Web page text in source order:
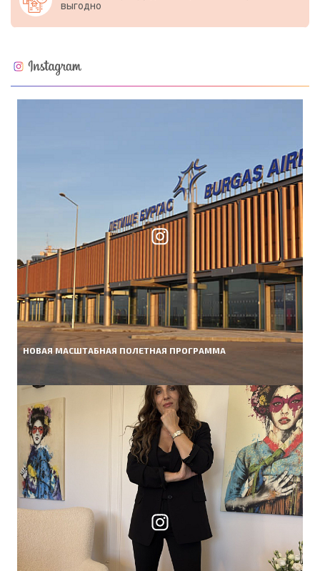
выгодно
НОВАЯ МАСШТАБНАЯ ПОЛЕТНАЯ ПРОГРАММА